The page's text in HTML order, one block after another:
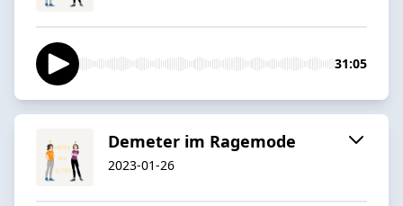
31:05
Demeter im Ragemode
2023-01-26